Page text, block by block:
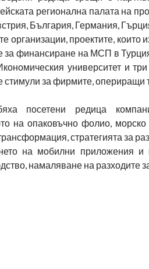
регионална палата на
България, Германия,
организации, проектите, които
за финансиране на МСП в
университет и три
стимули за фирмите, опериращи
посетени редица
на опаковъчно фолио,
стратегията за
на мобилни приложения
намаляване на разходите